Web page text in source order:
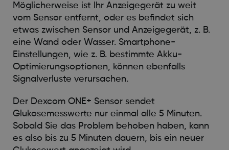
Möglicherweise ist Ihr Anzeigegerät zu weit
vom Sensor entfernt, oder es befindet sich
etwas zwischen Sensor und Anzeigegerät, z. B.
eine Wand oder Wasser. Smartphone-
Einstellungen, wie z. B. bestimmte Akku-
Optimierungsoptionen, können ebenfalls
Signalverluste verursachen.
Der Dexcom ONE+ Sensor sendet
Glukosemesswerte nur einmal alle 5 Minuten.
Sobald Sie das Problem behoben haben, kann
es also bis zu 5 Minuten dauern, bis ein neuer